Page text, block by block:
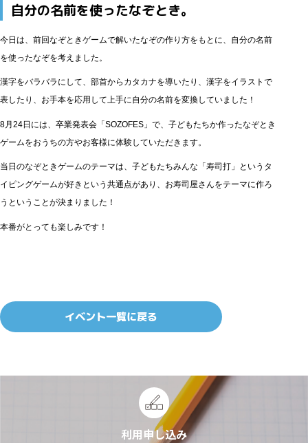
自分の名前を使ったなぞとき。
今日は、前回なぞときゲームで解いたなぞの作り方をもとに、自分の名前
を使ったなぞを考えました。
漢字をバラバラにして、部首からカタカナを導いたり、漢字をイラストで
表したり、お手本を応用して上手に自分の名前を変換していました！
8月24日には、卒業発表会「SOZOFES」で、子どもたちか作ったなぞとき
ゲームをおうちの方やお客様に体験していただきます。
当日のなぞときゲームのテーマは、子どもたちみんな「寿司打」というタ
イピングゲームが好きという共通点があり、お寿司屋さんをテーマに作ろ
うということが決まりました！
本番がとっても楽しみです！
イベント一覧に戻る
利用申し込み